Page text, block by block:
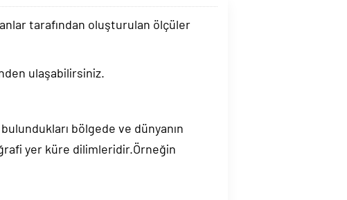
tarafından oluşturulan ölçüler
ulaşabilirsiniz.
bölgede ve dünyanın
yer küre dilimleridir.Örneğin